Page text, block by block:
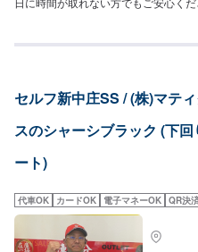
困りの方は弊社にお任せください！
セルフ新中庄SS / (株)マテ
スのシャーシブラック (下
ート)
代車OK カードOK 電子マネーOK QR決